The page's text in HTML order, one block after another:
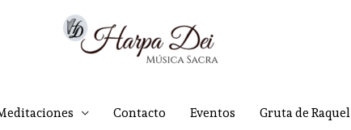
Contacto Eventos Gruta de Raquel